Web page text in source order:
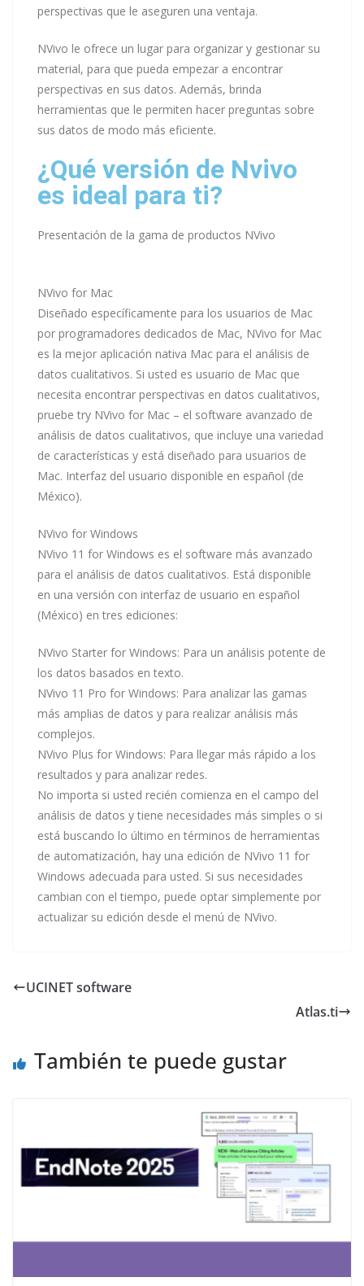
perspectivas que le aseguren una ventaja.
NVivo le ofrece un lugar para organizar y gestionar su
material, para que pueda empezar a encontrar
perspectivas en sus datos. Además, brinda
herramientas que le permiten hacer preguntas sobre
sus datos de modo más eficiente.
¿Qué versión de Nvivo
es ideal para ti?
Presentación de la gama de productos NVivo
NVivo for Mac
Diseñado específicamente para los usuarios de Mac
por programadores dedicados de Mac, NVivo for Mac
es la mejor aplicación nativa Mac para el análisis de
datos cualitativos. Si usted es usuario de Mac que
necesita encontrar perspectivas en datos cualitativos,
pruebe try NVivo for Mac – el software avanzado de
análisis de datos cualitativos, que incluye una variedad
de características y está diseñado para usuarios de
Mac. Interfaz del usuario disponible en español (de
México).
NVivo for Windows
NVivo 11 for Windows es el software más avanzado
para el análisis de datos cualitativos. Está disponible
en una versión con interfaz de usuario en español
(México) en tres ediciones:
NVivo Starter for Windows: Para un análisis potente de
los datos basados en texto.
NVivo 11 Pro for Windows: Para analizar las gamas
más amplias de datos y para realizar análisis más
complejos.
NVivo Plus for Windows: Para llegar más rápido a los
resultados y para analizar redes.
No importa si usted recién comienza en el campo del
análisis de datos y tiene necesidades más simples o si
está buscando lo último en términos de herramientas
de automatización, hay una edición de NVivo 11 for
Windows adecuada para usted. Si sus necesidades
cambian con el tiempo, puede optar simplemente por
actualizar su edición desde el menú de NVivo.
UCINET software
Atlas.ti
También te puede gustar